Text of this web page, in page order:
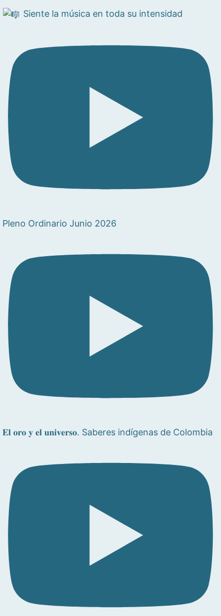
Siente la música en toda su intensidad
Pleno Ordinario Junio 2026
𝐄𝐥 𝐨𝐫𝐨 𝐲 𝐞𝐥 𝐮𝐧𝐢𝐯𝐞𝐫𝐬𝐨. Saberes indígenas de Colombia